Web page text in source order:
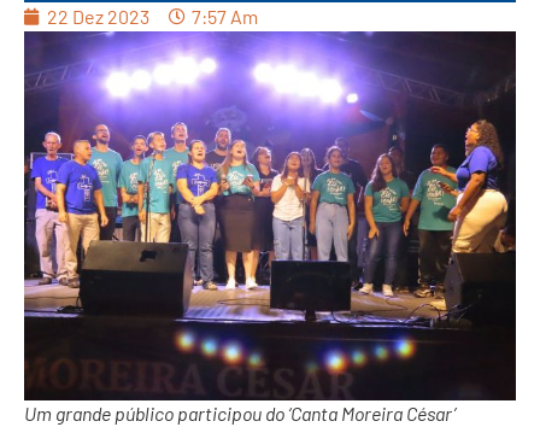
22 Dez 2023 7:57 Am
Um grande público participou do ‘Canta Moreira César’